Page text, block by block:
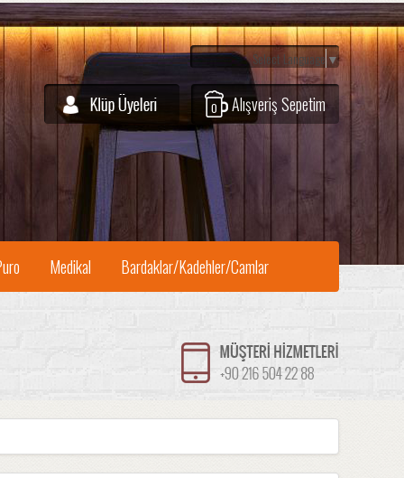
Alışveriş Sepetim
0
Select Language ▼
Medikal Bardaklar/Kadehler/Camlar